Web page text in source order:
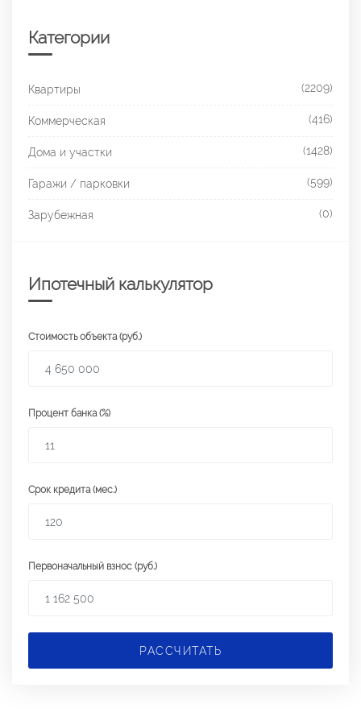
Категории
Квартиры (2209)
Коммерческая (416)
Дома и участки (1428)
Гаражи / парковки (599)
Зарубежная (0)
Ипотечный калькулятор
Стоимость объекта (руб.)
Процент банка (%)
Срок кредита (мес.)
Первоначальный взнос (руб.)
РАССЧИТАТЬ